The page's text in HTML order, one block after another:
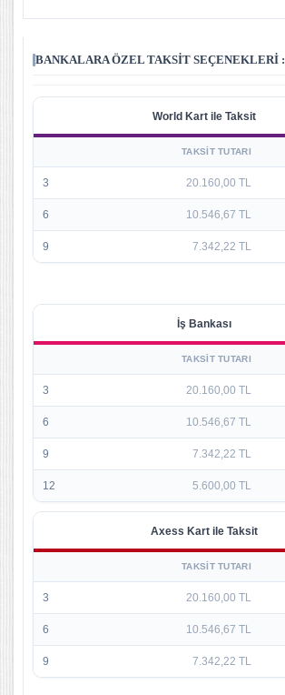
BANKALARA ÖZEL TAKSIT SEÇENEKLERI :
World Kart ile Taksit
TAKSIT TUTARI
3 20.160,00 TL
6 10.546,67 TL
9 7.342,22 TL
İş Bankası
TAKSIT TUTARI
3 20.160,00 TL
6 10.546,67 TL
9 7.342,22 TL
12 5.600,00 TL
Axess Kart ile Taksit
TAKSIT TUTARI
3 20.160,00 TL
6 10.546,67 TL
9 7.342,22 TL